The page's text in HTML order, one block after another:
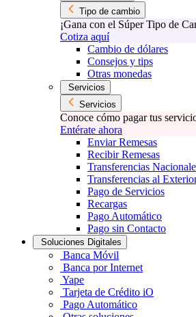
Tipo de cambio
¡Gana con el Súper Tipo de
Cotiza aquí
Cambio de dólares
Consejos y tips
Otras monedas
Servicios
Servicios
Conoce cómo pagar tus
Entérate ahora
Enviar Remesas
Recibir Remesas
Transferencias
Transferencias al
Pago de Servicios
Recargas
Pago Automático
Pago sin Contacto
Soluciones Digitales
Banca Móvil
Banca por Internet
Yape
Tarjeta de Crédito iO
Pago Automático